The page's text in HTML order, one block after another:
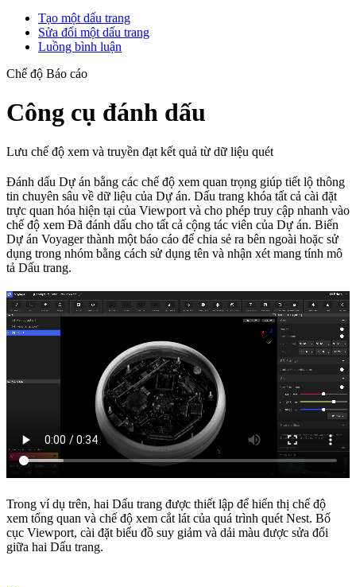
Tạo một dấu trang
Sửa đổi một dấu trang
Luồng bình luận
Chế độ Báo cáo
Công cụ đánh dấu
Lưu chế độ xem và truyền đạt kết quả từ dữ liệu quét
Đánh dấu Dự án bằng các chế độ xem quan trọng giúp tiết lộ thông
tin chuyên sâu về dữ liệu của Dự án. Dấu trang khóa tất cả cài đặt
trực quan hóa hiện tại của Viewport và cho phép truy cập nhanh vào
chế độ xem Đã đánh dấu cho tất cả cộng tác viên của Dự án. Biến
Dự án Voyager thành một báo cáo để chia sẻ ra bên ngoài hoặc sử
dụng trong nhóm bằng cách sử dụng tên và nhận xét mang tính mô
tả Dấu trang.
Trong ví dụ trên, hai Dấu trang được thiết lập để hiển thị chế độ
xem tổng quan và chế độ xem cắt lát của quá trình quét Nest. Bố
cục Viewport, cài đặt biểu đồ suy giảm và dải màu được sửa đổi
giữa hai Dấu trang.